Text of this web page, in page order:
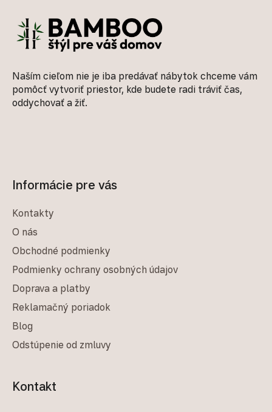
Naším cieľom nie je iba predávať nábytok chceme vám
pomôcť vytvoriť priestor, kde budete radi tráviť čas,
oddychovať a žiť.
Informácie pre vás
Kontakty
O nás
Obchodné podmienky
Podmienky ochrany osobných údajov
Doprava a platby
Reklamačný poriadok
Blog
Odstúpenie od zmluvy
Kontakt